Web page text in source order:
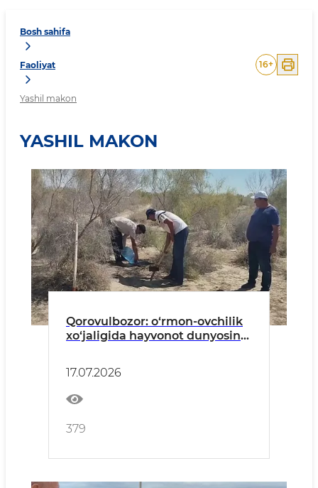
Bosh sahifa
Faoliyat
Yashil makon
16+
YASHIL MAKON
Qorovulbozor: o‘rmon-ovchilik
xo‘jaligida hayvonot dunyosini
17.07.2026
379